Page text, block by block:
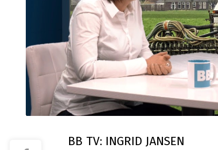
BB TV: INGRID JANSEN